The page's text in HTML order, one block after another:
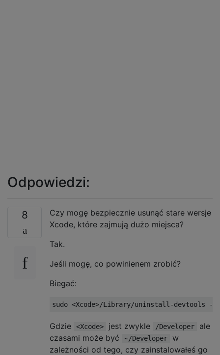
Odpowiedzi:
8
Czy mogę bezpiecznie usunąć stare wersje
Xcode, które zajmują dużo miejsca?
Tak.
Jeśli mogę, co powinienem zrobić?
Biegać:
Gdzie <Xcode> jest zwykle /Developer
ale
czasami może być
~/Developer
w
zależności od tego, czy zainstalowałeś go